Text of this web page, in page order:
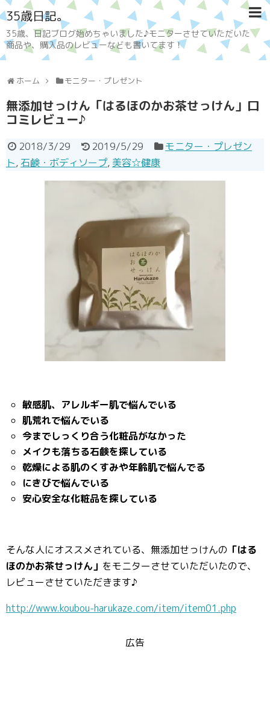
35歳日記。
35歳、日記ブログ始めちゃいました♪モニターさせていただいた
商品や、購入品のレビューなども書いてます！
ホーム モニター・プレゼント
無添加せっけん「はるほのかお茶せっけん」口
コミレビュー♪
2018/3/29 2019/5/29
モニター・プレゼン
ト, 石鹸・ボディソープ, 美容☆健康
敏感肌、アレルギー肌で悩んでいる
肌荒れで悩んでいる
今までしっくり合う化粧品がなかった
メイクも落ちる石鹸を探している
乾燥による肌のくすみや年齢肌で悩んでる
にきびで悩んでいる
安心安全な化粧品を探している
そんな人にオススメされている、無添加せっけんの 「はる
ほのかお茶せっけん」 をモニターさせていただいたので、
レビューさせていただきます♪
http://www.koubou-harukaze.com/item/item01.php
広告